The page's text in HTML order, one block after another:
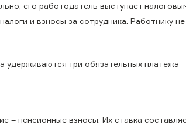
его работодатель выступает
и взносы за сотрудника. Работнику
удерживаются три обязательных платежа
– пенсионные взносы. Их ставка